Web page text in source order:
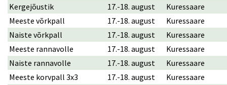
Kergejõustik 17.-18. august
Kuressaare
Meeste võrkpall
17.-18. august
Kuressaare
Naiste võrkpall
17.-18. august
Kuressaare
Meeste rannavolle
17.-18. august
Kuressaare
Naiste rannavolle
17.-18. august
Kuressaare
Meeste korvpall 3x3
17.-18. august
Kuressaare